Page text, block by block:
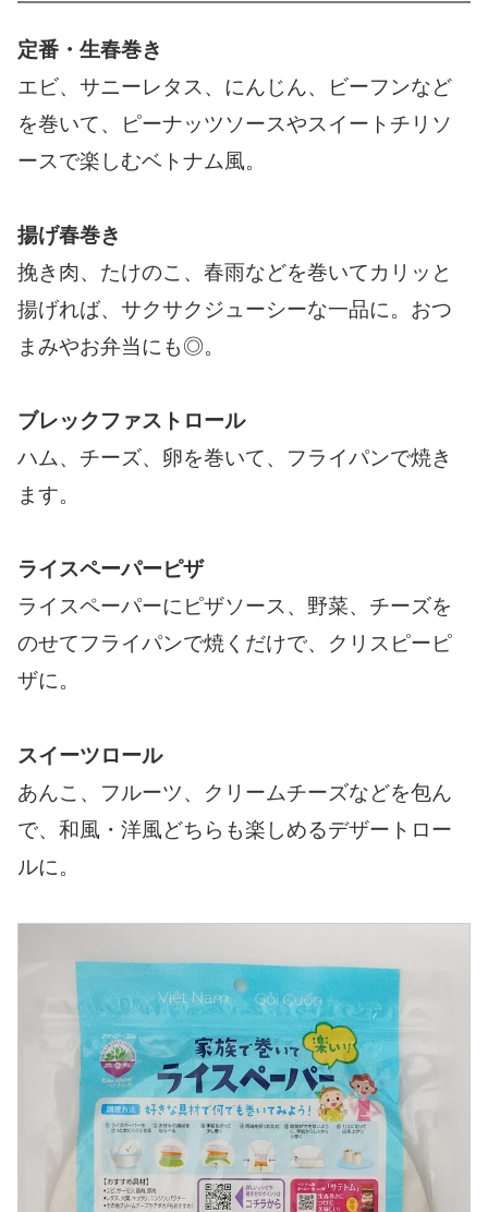
定番・生春巻き
エビ、サニーレタス、にんじん、ビーフンなど
を巻いて、ピーナッツソースやスイートチリソ
ースで楽しむベトナム風。
揚げ春巻き
挽き肉、たけのこ、春雨などを巻いてカリッと
揚げれば、サクサクジューシーな一品に。おつ
まみやお弁当にも◎。
ブレックファストロール
ハム、チーズ、卵を巻いて、フライパンで焼き
ます。
ライスペーパーピザ
ライスペーパーにピザソース、野菜、チーズを
のせてフライパンで焼くだけで、クリスピーピ
ザに。
スイーツロール
あんこ、フルーツ、クリームチーズなどを包ん
で、和風・洋風どちらも楽しめるデザートロー
ルに。